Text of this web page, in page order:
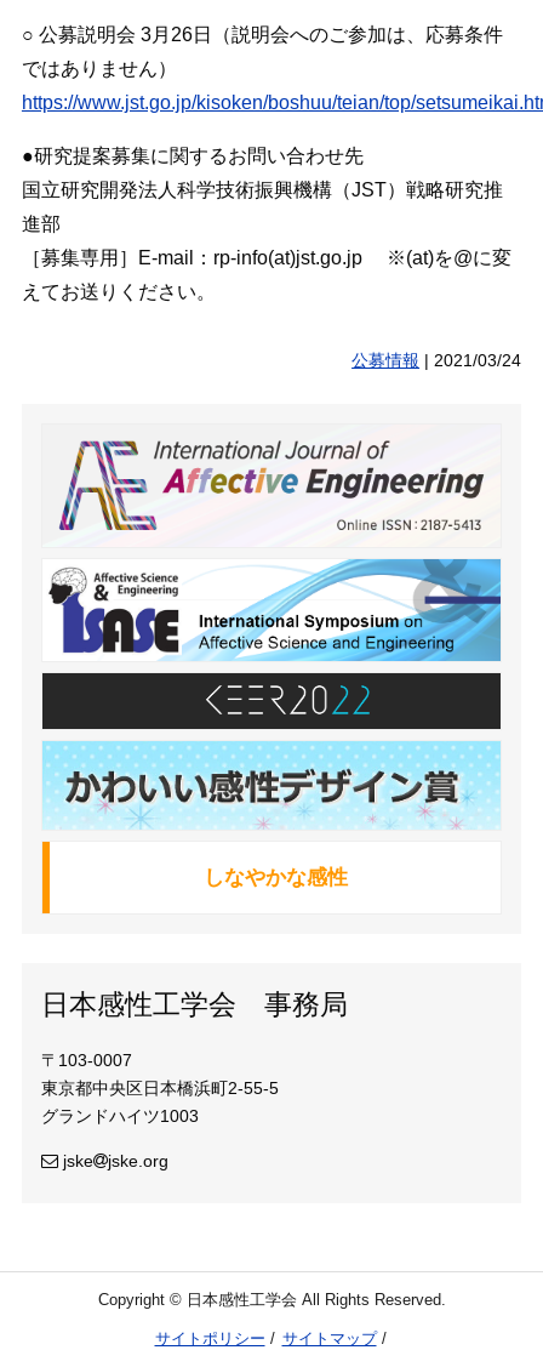
○ 公募説明会 3月26日（説明会へのご参加は、応募条件
ではありません）
https://www.jst.go.jp/kisoken/boshuu/teian/top/
●研究提案募集に関するお問い合わせ先
国立研究開発法人科学技術振興機構（JST）戦略研究推
進部
［募集専用］E-mail：rp-info(at)jst.go.jp ※(at)を@に変
えてお送りください。
公募情報 |2021/03/24
しなやかな感性
日本感性工学会 事務局
〒103-0007
東京都中央区日本橋浜町2-55-5
グランドハイツ1003
jske jske.org
Copyright © 日本感性工学会 All Rights Reserved.
サイトポリシー サイトマップ